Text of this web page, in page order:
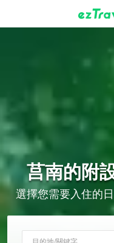
莒南的附
選擇您需要入住的
目的地/關鍵字